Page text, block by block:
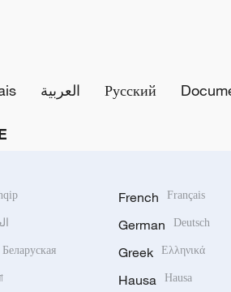
العربية Русский
Беларуская
French Français
German Deutsch
Greek Ελληνικά
Hausa Hausa